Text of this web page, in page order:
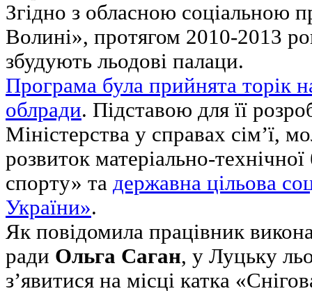
Згідно з обласною соціальною
Волині», протягом 2010-2013
збудують льодові палаци.
Програма була прийнята торік
облради. Підставою для її
Міністерства у справах сім’ї,
розвиток матеріально-
спорту» та державна цільова
України».
Як повідомила працівник
ради Ольга Саган, у Луцьку
з’явитися на місці катка